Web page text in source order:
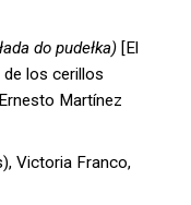
do pudełka) [El
de los cerillos
Martínez
Victoria Franco,